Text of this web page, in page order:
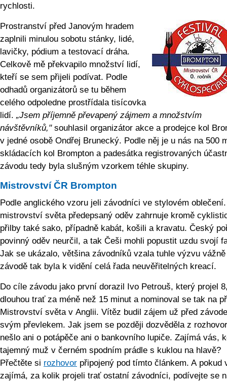
rychlosti.
Prostranství před Janovým hradem
zaplnili minulou sobotu stánky, lidé,
lavičky, pódium a testovací dráha.
Celkově mě překvapilo množství lidí,
kteří se sem přijeli podívat. Podle
odhadů organizátorů se tu během
celého odpoledne prostřídala tisícovka
lidí. „Jsem příjemně převapený zájmem a množstvím
návštěvníků,"souhlasil organizátor akce a prodejce kol
v jedné osobě Ondřej Brunecký. Podle něj je u nás na 500
skládacích kol Brompton a padesátka registrovaných
závodu tedy byla slušným vzorkem téhle skupiny.
Mistrovství ČR Brompton
Podle anglického vzoru jeli závodníci ve stylovém
mistrovství světa předepsaný oděv zahrnuje kromě
přilby také sako, případně kabát, košili a kravatu. Český
povinný oděv neurčil, a tak Češi mohli popustit uzdu svojí
Jak se ukázalo, většina závodníků vzala tuhle výzvu vážně
závodě tak byla k vidění celá řada neuvěřitelných kreací.
Do cíle závodu jako první dorazil Ivo Petrouš, který projel
dlouhou trať za méně než 15 minut a nominoval se tak na
Mistrovství světa v Anglii. Vítěz budil zájem už před
svým převlekem. Jak jsem se později dozvěděla z
nešlo ani o potápěče ani o bankovního lupiče. Zajímá vás,
tajemný muž v černém spodním prádle s kuklou na hlavě?
Přečtěte si rozhovor připojený pod tímto článkem. A pokud
zajímá, za kolik projeli trať ostatní závodníci, podívejte se